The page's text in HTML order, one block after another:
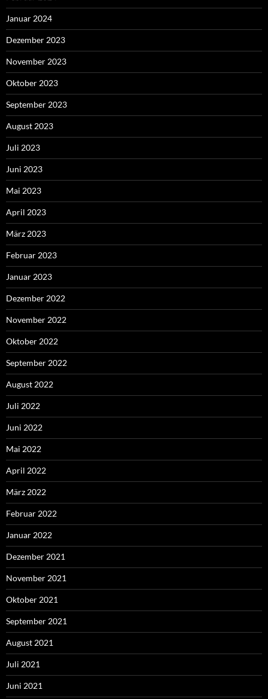
Januar 2024
Dezember 2023
November 2023
Oktober 2023
September 2023
August 2023
Juli 2023
Juni 2023
Mai 2023
April 2023
März 2023
Februar 2023
Januar 2023
Dezember 2022
November 2022
Oktober 2022
September 2022
August 2022
Juli 2022
Juni 2022
Mai 2022
April 2022
März 2022
Februar 2022
Januar 2022
Dezember 2021
November 2021
Oktober 2021
September 2021
August 2021
Juli 2021
Juni 2021